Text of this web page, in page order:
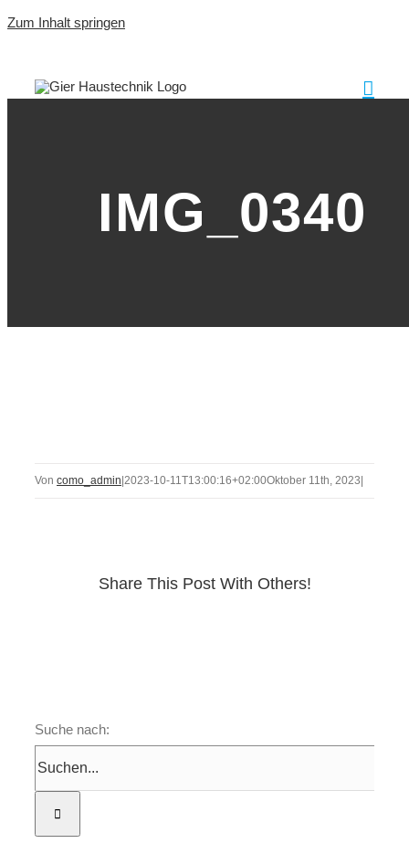
Zum Inhalt springen
IMG_0340
Von como_admin 2023-10-11T13:00:16+02:00Oktober 11th, 2023
Share This Post With Others!
Suche nach: